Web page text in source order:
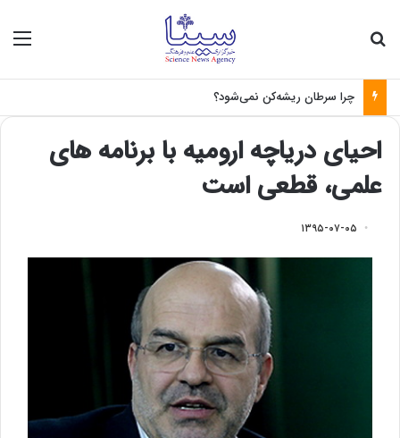
چرا سرطان ریشه‌کن نمی‌شود؟
احیای دریاچه ارومیه با برنامه های
علمی، قطعی است
۱۳۹۵-۰۷-۰۵